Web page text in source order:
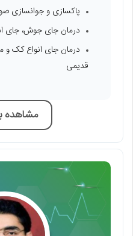
پاکسازی و جوانسازی
درمان جای جوش، جای
درمان جای انواع کک
قدیمی
مشاهده